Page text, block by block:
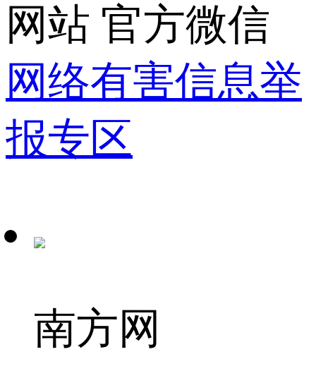
网站 官方微信
网络有害信息举
报专区
南方网